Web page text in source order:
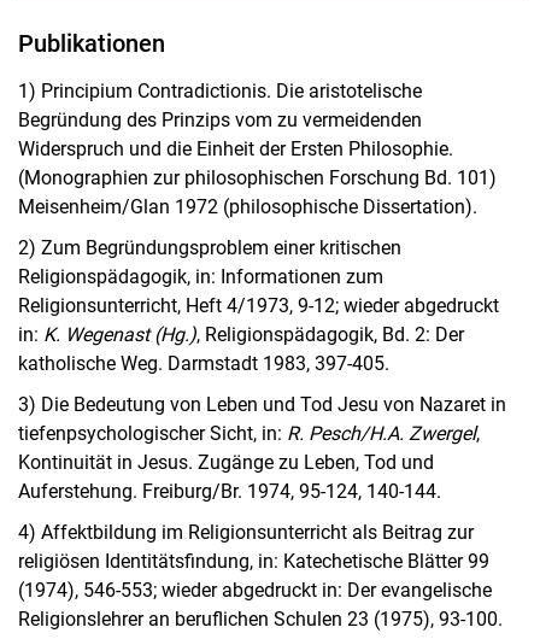
Publikationen
1) Principium Contradictionis. Die aristotelische
Begründung des Prinzips vom zu vermeidenden
Widerspruch und die Einheit der Ersten Philosophie.
(Monographien zur philosophischen Forschung Bd. 101)
Meisenheim/Glan 1972 (philosophische Dissertation).
2) Zum Begründungsproblem einer kritischen
Religionspädagogik, in: Informationen zum
Religionsunterricht, Heft 4/1973, 9-12; wieder abgedruckt
in: K. Wegenast (Hg.), Religionspädagogik, Bd. 2: Der
katholische Weg. Darmstadt 1983, 397-405.
3) Die Bedeutung von Leben und Tod Jesu von Nazaret in
tiefenpsychologischer Sicht, in: R. Pesch/H.A. Zwergel,
Kontinuität in Jesus. Zugänge zu Leben, Tod und
Auferstehung. Freiburg/Br. 1974, 95-124, 140-144.
4) Affektbildung im Religionsunterricht als Beitrag zur
religiösen Identitätsfindung, in: Katechetische Blätter 99
(1974), 546-553; wieder abgedruckt in: Der evangelische
Religionslehrer an beruflichen Schulen 23 (1975), 93-100.